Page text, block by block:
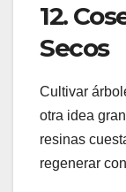
12.
Secos
Cultivar
otra idea
resinas
regenerar